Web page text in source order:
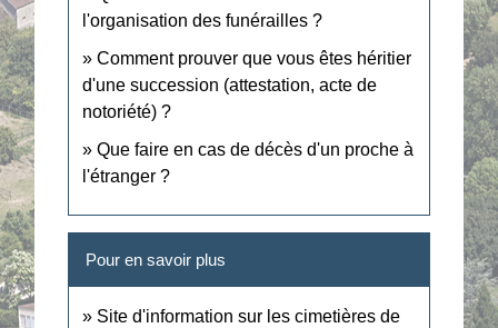
l'organisation des funérailles ?
Comment prouver que vous êtes héritier
d'une succession (attestation, acte de
notoriété) ?
Que faire en cas de décès d'un proche à
l'étranger ?
Pour en savoir plus
Site d'information sur les cimetières de